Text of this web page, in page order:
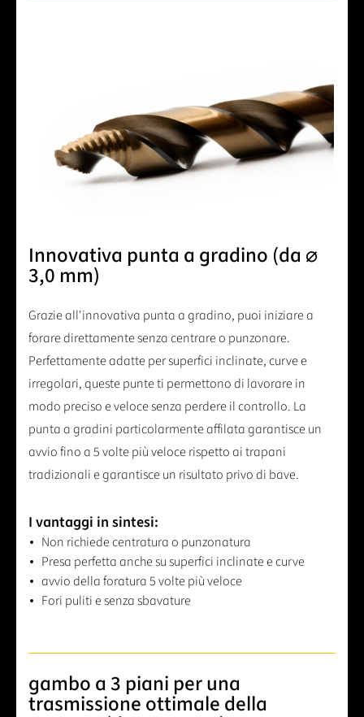
Innovativa punta a gradino (da ⌀
3,0 mm)
Grazie all'innovativa punta a gradino, puoi iniziare a
forare direttamente senza centrare o punzonare.
Perfettamente adatte per superfici inclinate, curve e
irregolari, queste punte ti permettono di lavorare in
modo preciso e veloce senza perdere il controllo. La
punta a gradini particolarmente affilata garantisce un
avvio fino a 5 volte più veloce rispetto ai trapani
tradizionali e garantisce un risultato privo di bave.
I vantaggi in sintesi:
Non richiede centratura o punzonatura
Presa perfetta anche su superfici inclinate e curve
avvio della foratura 5 volte più veloce
Fori puliti e senza sbavature
gambo a 3 piani per una
trasmissione ottimale della